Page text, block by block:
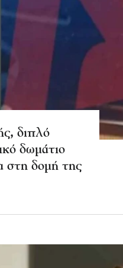
διπλό
δωμάτιο
στη δομή της